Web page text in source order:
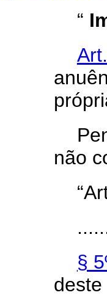
“
não
§